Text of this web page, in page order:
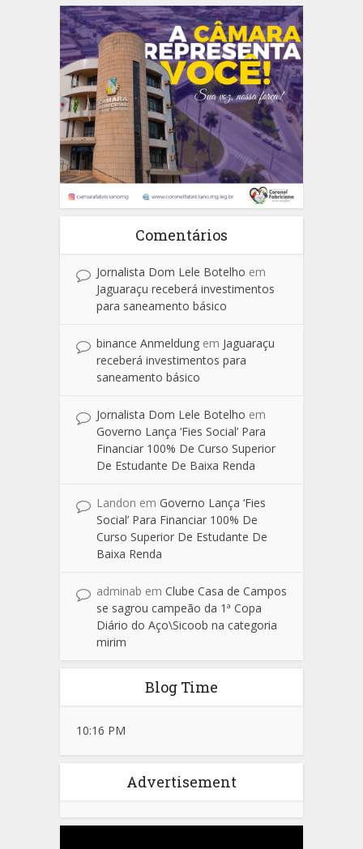
Comentários
Jornalista Dom Lele Botelho em
Jaguaraçu receberá investimentos
para saneamento básico
binance Anmeldung em Jaguaraçu
receberá investimentos para
saneamento básico
Jornalista Dom Lele Botelho em
Governo Lança ‘Fies Social’ Para
Financiar 100% De Curso Superior
De Estudante De Baixa Renda
Landon em Governo Lança ‘Fies
Social’ Para Financiar 100% De
Curso Superior De Estudante De
Baixa Renda
adminab em Clube Casa de Campos
se sagrou campeão da 1ª Copa
Diário do Aço\Sicoob na categoria
mirim
Blog Time
10:16 PM
Advertisement